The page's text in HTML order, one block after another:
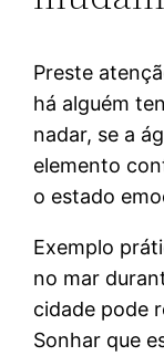
Preste
há alguém
nadar, se a
elemento
o estado
Exemplo
no mar
cidade pode
Sonhar que